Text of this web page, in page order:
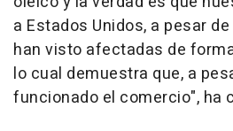
a Estados Unidos, a pesar
han visto afectadas de
lo cual demuestra que, a
funcionado el comercio", ha